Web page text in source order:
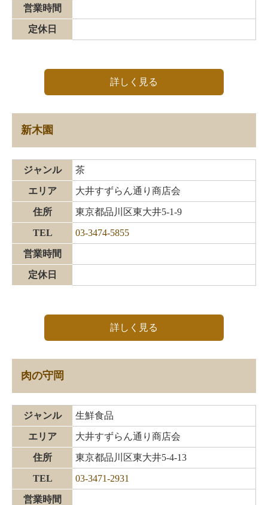
営業時間
定休日
詳しく見る
新木園
ジャンル 茶
エリア 大井すずらん通り商店会
住所 東京都品川区東大井5-1-9
TEL 03-3474-5855
営業時間
定休日
詳しく見る
肉の守岡
ジャンル 生鮮食品
エリア 大井すずらん通り商店会
住所 東京都品川区東大井5-4-13
TEL 03-3471-2931
営業時間